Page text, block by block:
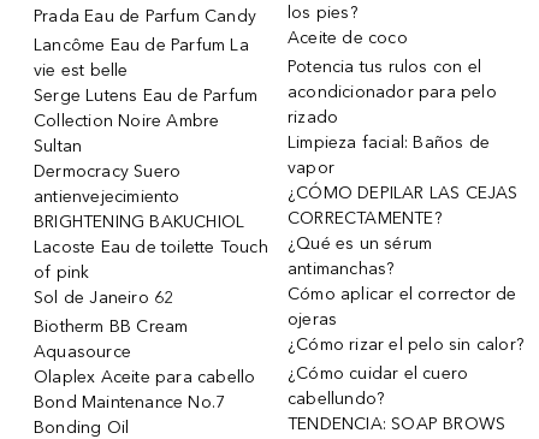
Prada Eau de Parfum Candy
Lancôme Eau de Parfum La
vie est belle
Serge Lutens Eau de Parfum
Collection Noire Ambre
Sultan
Dermocracy Suero
antienvejecimiento
BRIGHTENING BAKUCHIOL
Lacoste Eau de toilette Touch
of pink
Sol de Janeiro 62
Biotherm BB Cream
Aquasource
Olaplex Aceite para cabello
Bond Maintenance No.7
Bonding Oil
los pies?
Aceite de coco
Potencia tus rulos con el
acondicionador para pelo
rizado
Limpieza facial: Baños de
vapor
¿CÓMO DEPILAR LAS CEJAS
CORRECTAMENTE?
¿Qué es un sérum
antimanchas?
Cómo aplicar el corrector de
ojeras
¿Cómo rizar el pelo sin calor?
¿Cómo cuidar el cuero
cabellundo?
TENDENCIA: SOAP BROWS